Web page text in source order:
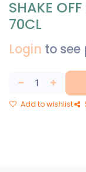
SHAKE
70CL
Login to see
Add to wishlist